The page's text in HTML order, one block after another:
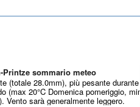
Printze sommario meteo
(totale 28.0mm), più pesante durante
(max 20°C Domenica pomeriggio,
Vento sarà generalmente leggero.